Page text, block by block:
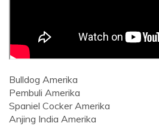
Bulldog Amerika
Pembuli Amerika
Spaniel Cocker Amerika
Anjing India Amerika